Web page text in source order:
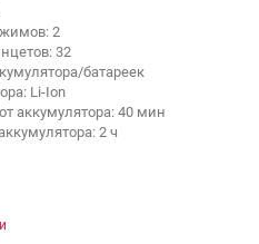
2
32
батареек
Li-Ion
аккумулятора: 40 мин
2 ч